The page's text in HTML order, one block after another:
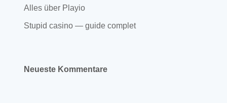
Alles über Playio
Stupid casino — guide complet
Neueste Kommentare